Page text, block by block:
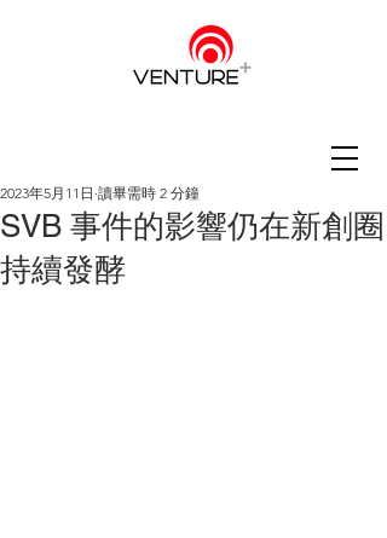
SVB 事件的影響仍在新創圈
持續發酵
2023年5月11日 讀畢需時 2 分鐘